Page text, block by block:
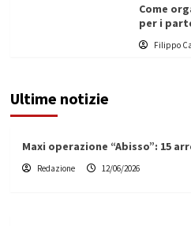
Come
per i
Filippo
Ultime notizie
Maxi operazione “Abisso”: 15
Redazione 12/06/2026